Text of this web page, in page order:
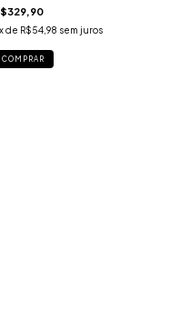
x de R$54,98 sem juros
COMPRAR